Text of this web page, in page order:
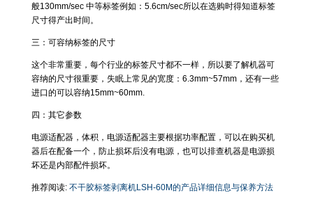
般130mm/sec 中等标签例如：5.6cm/sec所以在选购时得知道标签
尺寸得产出时间。
三：可容纳标签的尺寸
这个非常重要，每个行业的标签尺寸都不一样，所以要了解机器可
容纳的尺寸很重要，失眠上常见的宽度：6.3mm~57mm，还有一些
进口的可以容纳15mm~60mm.
四：其它参数
电源适配器，体积，电源适配器主要根据功率配置，可以在购买机
器后在配备一个，防止损坏后没有电源，也可以排查机器是电源损
坏还是内部配件损坏。
推荐阅读: 不干胶标签剥离机LSH-60M的产品详细信息与保养方法